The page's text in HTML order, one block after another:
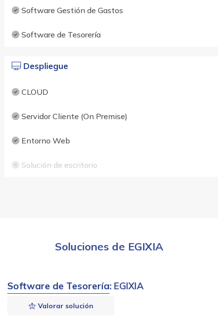
Software Gestión de Gastos
Software de Tesorería
Despliegue
CLOUD
Servidor Cliente (On Premise)
Entorno Web
Solución de escritorio
Soluciones de EGIXIA
Software de Tesorería: EGIXIA
Valorar solución